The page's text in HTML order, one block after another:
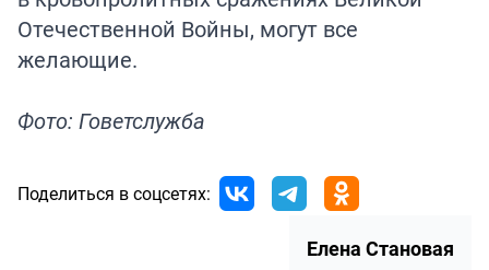
Отечественной Войны, могут все
желающие.
Фото: Говетслужба
Поделиться в соцсетях:
Елена Становая